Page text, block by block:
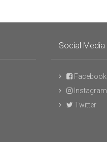
Social Media
Facebook
Instagram
Twitter